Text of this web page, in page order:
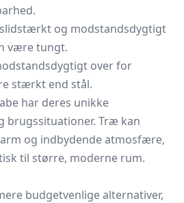
og modstandsdygtigt
være tungt.
over for
stærkt end stål.
har deres unikke
brugssituationer. Træ kan
og indbydende atmosfære,
til større, moderne rum.
budgetvenlige alternativer,